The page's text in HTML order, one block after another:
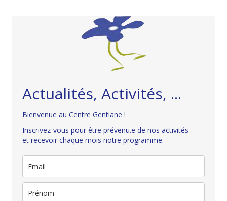
Actualités, Activités, ...
Bienvenue au Centre Gentiane !
Inscrivez-vous pour être prévenu.e de nos activités
et recevoir chaque mois notre programme.